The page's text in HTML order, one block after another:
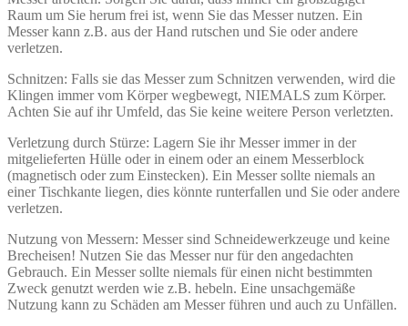
Raum um Sie herum frei ist, wenn Sie das Messer nutzen. Ein
Messer kann z.B. aus der Hand rutschen und Sie oder andere
verletzen.
Schnitzen: Falls sie das Messer zum Schnitzen verwenden, wird die
Klingen immer vom Körper wegbewegt, NIEMALS zum Körper.
Achten Sie auf ihr Umfeld, das Sie keine weitere Person verletzten.
Verletzung durch Stürze: Lagern Sie ihr Messer immer in der
mitgelieferten Hülle oder in einem oder an einem Messerblock
(magnetisch oder zum Einstecken). Ein Messer sollte niemals an
einer Tischkante liegen, dies könnte runterfallen und Sie oder andere
verletzen.
Nutzung von Messern: Messer sind Schneidewerkzeuge und keine
Brecheisen! Nutzen Sie das Messer nur für den angedachten
Gebrauch. Ein Messer sollte niemals für einen nicht bestimmten
Zweck genutzt werden wie z.B. hebeln. Eine unsachgemäße
Nutzung kann zu Schäden am Messer führen und auch zu Unfällen.